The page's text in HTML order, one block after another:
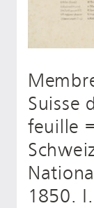
Suisse
feuille
1850.